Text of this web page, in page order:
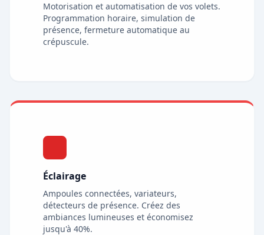
Motorisation et automatisation de vos volets.
Programmation horaire, simulation de
présence, fermeture automatique au
crépuscule.
Éclairage
Ampoules connectées, variateurs,
détecteurs de présence. Créez des
ambiances lumineuses et économisez
jusqu'à 40%.
HiTek Assistant
En ligne